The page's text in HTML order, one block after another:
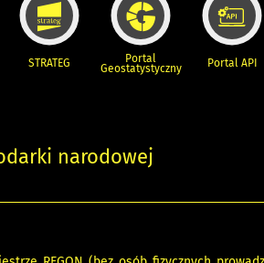
STRATEG Portal
Geostatystyczny Portal API
narodowej